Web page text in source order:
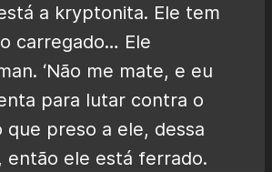
a kryptonita. Ele tem
carregado… Ele
‘Não me mate, e eu
para lutar contra o
que preso a ele, dessa
então ele está ferrado.